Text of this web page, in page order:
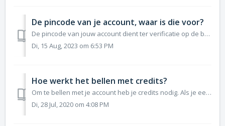
De pincode van je account, waar is die voor?
De pincode van jouw account dient ter verificatie op de bellijn als je (nog) geen gekoppelde telefoonnummers hebt. De pincode kun je gebruiken om je account...
Di, 15 Aug, 2023 om 6:53 PM
Hoe werkt het bellen met credits?
Om te bellen met je account heb je credits nodig. Als je een account hebt aangemaakt dan kun je credits in jouw wallet storten. Met deze credits kun jij een...
Di, 28 Jul, 2020 om 4:08 PM